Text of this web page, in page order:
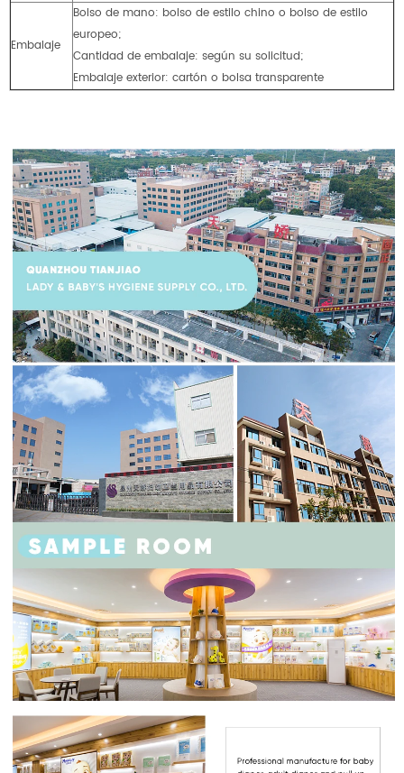
Embalaje
Bolso de mano: bolso de estilo chino o bolso de estilo
europeo;
Cantidad de embalaje: según su solicitud;
Embalaje exterior: cartón o bolsa transparente